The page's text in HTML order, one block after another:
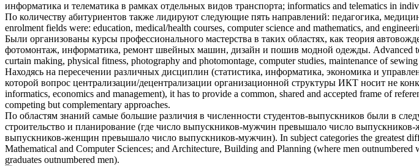
информатика и телематика в рамках отдельных видов транспорта; informatics and telematics in
По количеству абитуриентов также лидируют следующие пять направлений: педагогика,
enrolment fields were: education, medical/health courses, computer science and mathematics, and
Были организованы курсы профессионального мастерства в таких областях, как теория
фотомонтаж, информатика, ремонт швейных машин, дизайн и пошив модной одежды. Advanced
curtain making, physical fitness, photography and photomontage, computer studies, maintenance of
Находясь на пересечении различных дисциплин (статистика, информатика, экономика и
которой вопрос централизации/децентрализации организационной структуры ИКТ носит не
informatics, economics and management), it has to provide a common, shared and accepted frame of
competing but complementary approaches.
По областям знаний самые большие различия в численности студентов-выпускников были в
строительство и планирование (где число выпускников-мужчин превышало число
выпускников-женщин превышало число выпускников-мужчин). In subject categories the greatest
Mathematical and Computer Sciences; and Architecture, Building and Planning (where men
graduates outnumbered men).